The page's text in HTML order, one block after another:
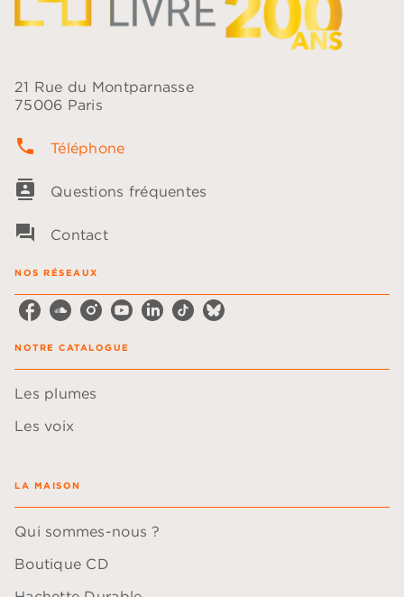
21 Rue du Montparnasse
75006 Paris
phone Téléphone
contacts Questions fréquentes
question_answer Contact
NOS RÉSEAUX
NOTRE CATALOGUE
Les plumes
Les voix
LA MAISON
Qui sommes-nous ?
Boutique CD